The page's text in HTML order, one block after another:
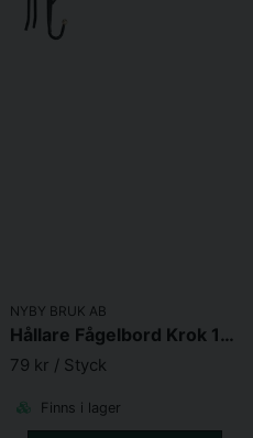
NYBY BRUK AB
Hållare Fågelbord Krok 1x40cm mässingsknoppar till stolpe ø5cm
79 kr / Styck
Finns i lager